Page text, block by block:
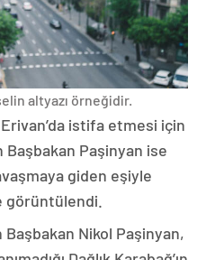
altyazı örneğidir.
istifa etmesi için
Paşinyan ise
giden eşiyle
Nikol Paşinyan,